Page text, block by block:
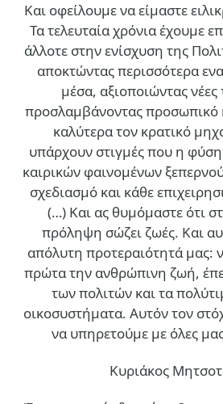
Και οφείλουμε να είμαστε
Τα τελευταία χρόνια έχουμε
άλλοτε στην ενίσχυση της
αποκτώντας περισσότερα
μέσα, αξιοποιώντας νέες
προσλαμβάνοντας προσωπικό
καλύτερα τον κρατικό
υπάρχουν στιγμές που η
καιρικών φαινομένων
σχεδιασμό και κάθε
(…) Και ας θυμόμαστε ότι
πρόληψη σώζει ζωές. Και
απόλυτη προτεραιότητά μας:
πρώτα την ανθρώπινη ζωή,
των πολιτών και τα
οικοσυστήματα. Αυτόν τον
να υπηρετούμε με όλες
Κυριάκος